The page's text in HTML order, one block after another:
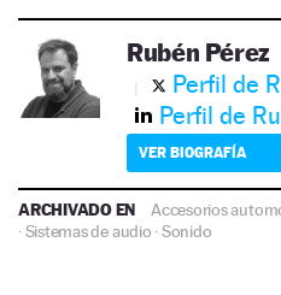
Rubén Pérez
Perfil de
Perfil de
VER BIOGRAFÍA
ARCHIVADO EN Accesorios
·Sistemas de audio ·Sonido